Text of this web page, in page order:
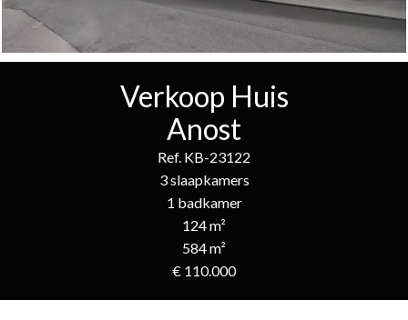
Verkoop Huis
Anost
Ref. KB-23122
3 slaapkamers
1 badkamer
124 m²
584 m²
€ 110.000